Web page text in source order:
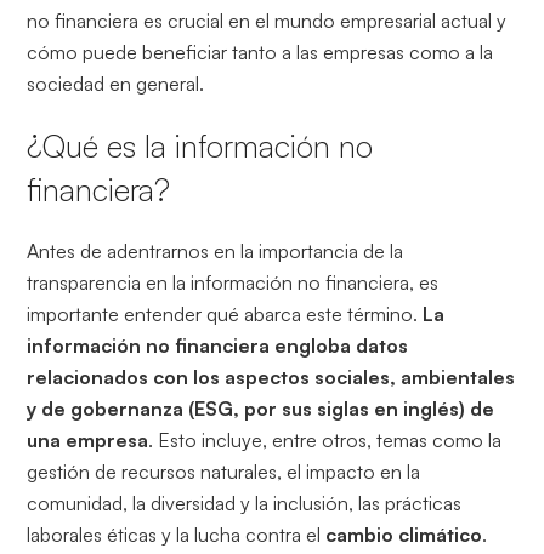
no financiera es crucial en el mundo empresarial actual y
cómo puede beneficiar tanto a las empresas como a la
sociedad en general.
¿Qué es la información no
financiera?
Antes de adentrarnos en la importancia de la
transparencia en la información no financiera, es
importante entender qué abarca este término. La
información no financiera engloba datos
relacionados con los aspectos sociales, ambientales
y de gobernanza (ESG, por sus siglas en inglés) de
una empresa. Esto incluye, entre otros, temas como la
gestión de recursos naturales, el impacto en la
comunidad, la diversidad y la inclusión, las prácticas
laborales éticas y la lucha contra el cambio climático.